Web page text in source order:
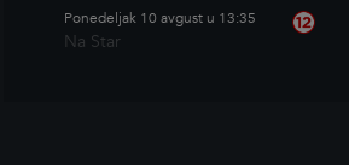
Ponedeljak 10 avgust u 13:35
Na Star